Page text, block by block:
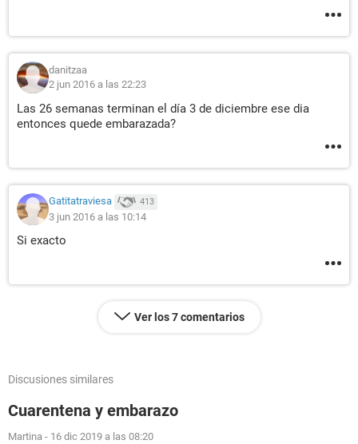
danitzaa
2 jun 2016 a las 22:23
Las 26 semanas terminan el día 3 de diciembre ese dia
entonces quede embarazada?
Gatitatraviesa 413
3 jun 2016 a las 10:14
Si exacto
Ver los 7 comentarios
Discusiones similares
Cuarentena y embarazo
Martina - 16 dic 2019 a las 08:20